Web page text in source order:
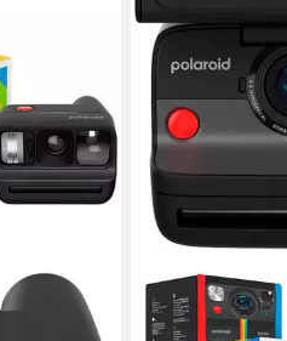
POLAROID
Everything Box